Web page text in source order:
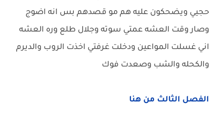
حجيي ويضحكون عليه هم مو قصدهم بس انه اضوج
وصار وقت العشه عمتي سوته وجلال طلع وره العشه
اني غسلت المواعين ودخلت غرفتي اخذت الروب والديرم
والكحله والشب وصعدت فوك
الفصل الثالث من هنا